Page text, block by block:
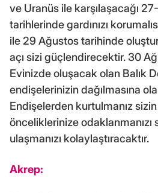
ve Uranüs ile karşılaşacağı
tarihlerinde gardınızı
ile 29 Ağustos tarihinde
açı sizi güçlendirecektir. 30
Evinizde oluşacak olan Balık
endişelerinizin dağılmasına
Endişelerden kurtulmanız
önceliklerinize odaklanmanızı
ulaşmanızı kolaylaştıracaktır.
Akrep: